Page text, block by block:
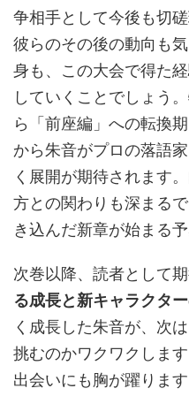
争相手として今後も切
彼らのその後の動向も
身も、この大会で得た
していくことでしょう
ら「前座編」への転換
から朱音がプロの落語
く展開が期待されます
方との関わりも深まる
き込んだ新章が始まる
次巻以降、読者として
る成長と新キャラクタ
く成長した朱音が、次
挑むのかワクワクしま
出会いにも胸が躍りま